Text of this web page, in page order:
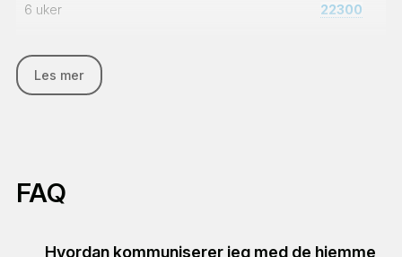
6 uker 22300
8 uker
11 uker
Les mer
FAQ
Hvordan kommuniserer jeg med de hjemme